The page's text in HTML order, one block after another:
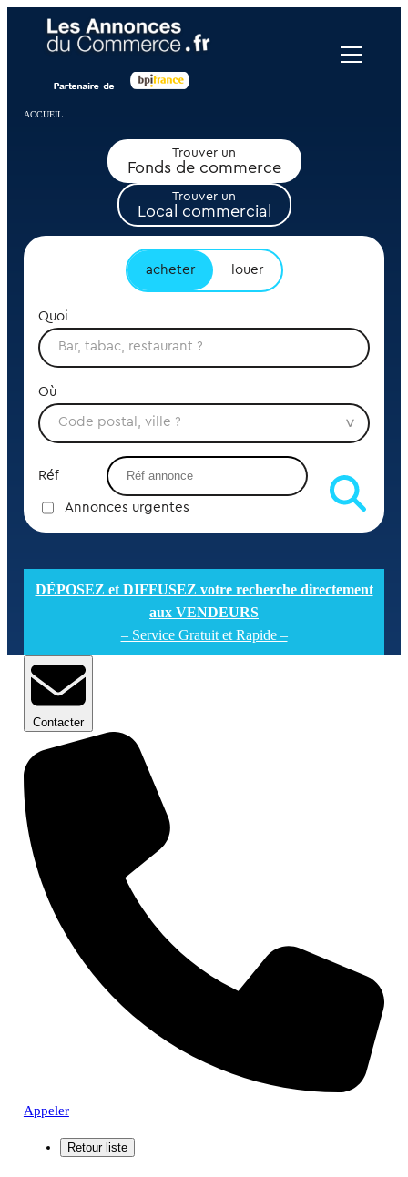
ACCUEIL
Trouver un
Fonds de commerce
Trouver un
Local commercial
acheter louer
Quoi
Où
Réf
Annonces urgentes
DÉPOSEZ et DIFFUSEZ votre recherche directement
aux VENDEURS
– Service Gratuit et Rapide –
Contacter
Appeler
Panneau de gestion des cookies